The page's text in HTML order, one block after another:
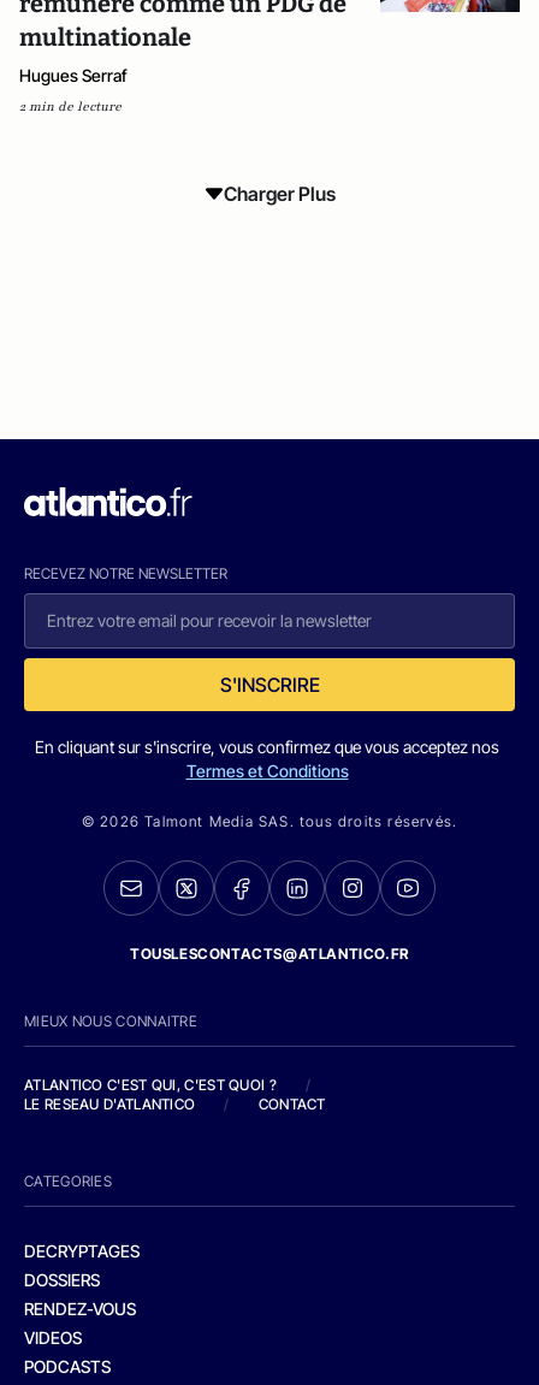
multinationale
Hugues Serraf
2 min de lecture
Charger Plus
RECEVEZ NOTRE NEWSLETTER
S'INSCRIRE
En cliquant sur s'inscrire, vous confirmez que vous acceptez nos
Termes et Conditions
© 2026 Talmont Media SAS. tous droits réservés.
TOUSLESCONTACTS@ATLANTICO.FR
MIEUX NOUS CONNAITRE
ATLANTICO C'EST QUI, C'EST QUOI ?
/
LE RESEAU D'ATLANTICO
/ CONTACT
CATEGORIES
DECRYPTAGES
DOSSIERS
RENDEZ-VOUS
VIDEOS
PODCASTS